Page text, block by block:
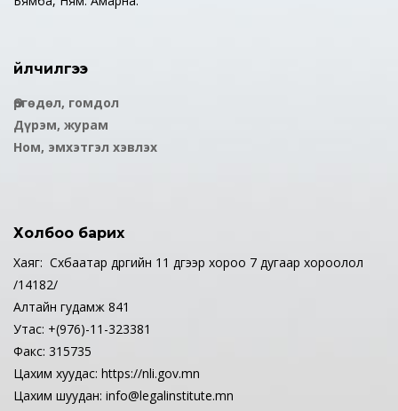
Үйлчилгээ
Өргөдөл, гомдол
Дүрэм, журам
Ном, эмхэтгэл хэвлэх
Холбоо барих
Хаяг: Сүхбаатар дүүргийн 11 дүгээр хороо 7 дугаар хороолол
/14182/
Алтайн гудамж 841
Утас: +(976)-11-323381
Факс: 315735
Цахим хуудас: https://nli.gov.mn
Цахим шуудан: info@legalinstitute.mn